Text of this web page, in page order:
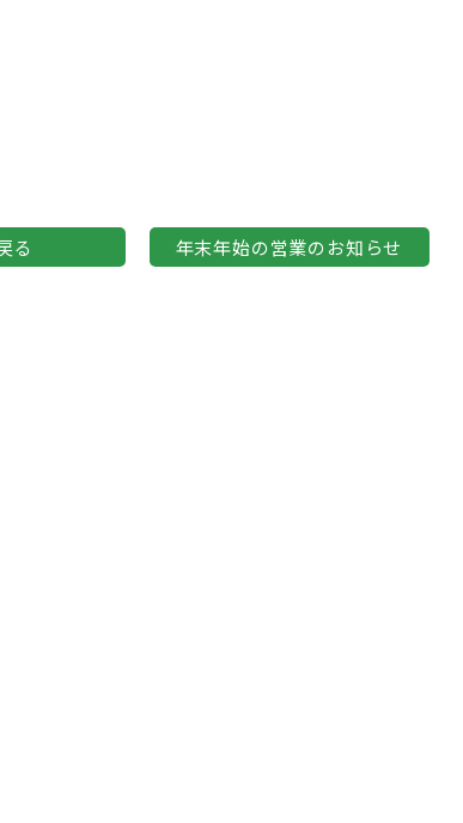
る 年末年始の営業のお知らせ